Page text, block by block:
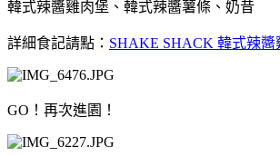
韓式辣醬雞肉堡、韓式辣醬薯條、奶昔
詳細食記請點： SHAKE SHACK 韓式辣醬
GO！再次進園！